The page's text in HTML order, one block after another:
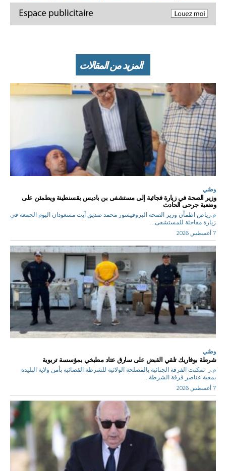
المزيد من المقالات
وطني
وزير الصحة في زيارة فجائية إلى مستشفى بن باديس بقسنطينة ويطمئن على
وضعية جرحى الحادث
م.رياض اطمأن وزير الصحة البروفيسور محمد صديق آيت مسعودان اليوم الجمعة في
زيارة مفاجئة للمستشفى...
7 أغسطس 2026
وطني
شرطة بوفاريك تلقي القبض على سارق عتاد مطبخي بمؤسسة تربوية
م.ر تمكنت الفرقة الجنائية بالمصلحة الولائية للشرطة القضائية بأمن ولاية البليدة
بمعية عناصر فرقة الشرطة...
7 أغسطس 2026